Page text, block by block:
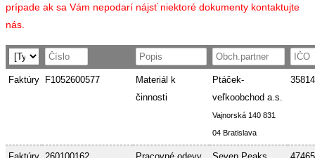
prípade ak sa Vám nepodarí nájsť niektoré dokumenty kontaktujte
nás.
Faktúry F1052600577
Materiál k
činnosti
Ptáček-
veľkoobchod a.s.
Vajnorská 140 831
04 Bratislava